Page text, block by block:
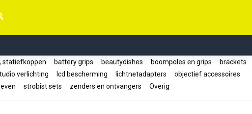
statiefkoppen battery grips beautydishes boompoles en grips
brackets
verlichting lcd bescherming lichtnetadapters
objectief accessoires
strobist sets zenders en ontvangers Overig